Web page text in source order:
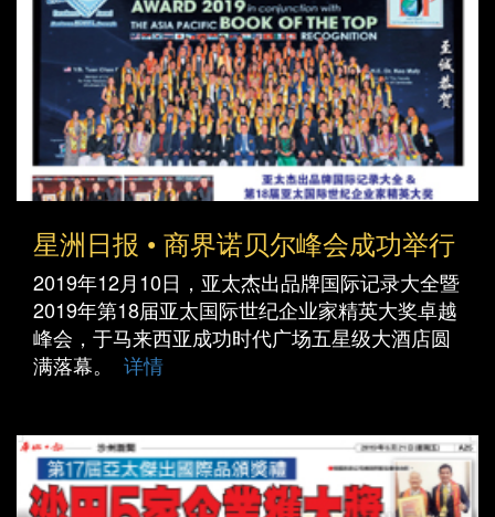
星洲日报 • 商界诺贝尔峰会成功举行
2019年12月10日，亚太杰出品牌国际记录大全暨
2019年第18届亚太国际世纪企业家精英大奖卓越
峰会，于马来西亚成功时代广场五星级大酒店圆
满落幕。
详情